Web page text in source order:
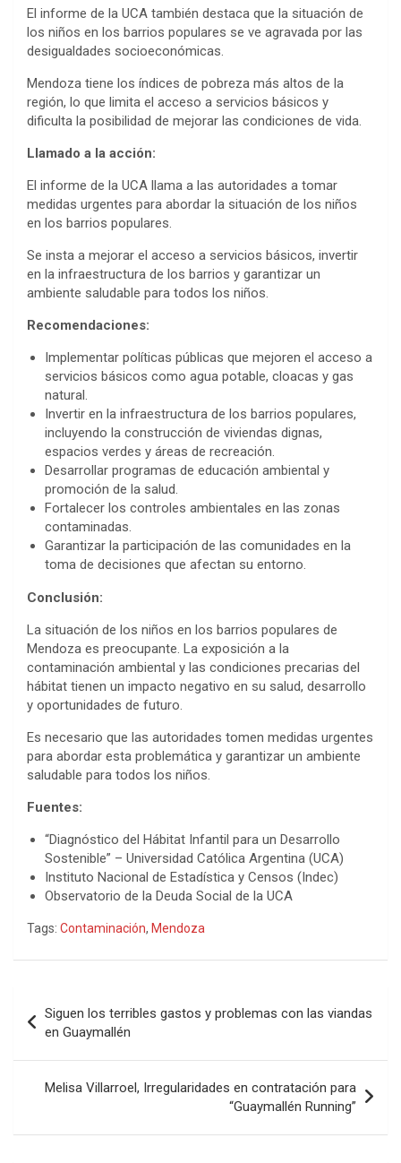
El informe de la UCA también destaca que la situación de
los niños en los barrios populares se ve agravada por las
desigualdades socioeconómicas.
Mendoza tiene los índices de pobreza más altos de la
región, lo que limita el acceso a servicios básicos y
dificulta la posibilidad de mejorar las condiciones de vida.
Llamado a la acción:
El informe de la UCA llama a las autoridades a tomar
medidas urgentes para abordar la situación de los niños
en los barrios populares.
Se insta a mejorar el acceso a servicios básicos, invertir
en la infraestructura de los barrios y garantizar un
ambiente saludable para todos los niños.
Recomendaciones:
Implementar políticas públicas que mejoren el acceso a
servicios básicos como agua potable, cloacas y gas
natural.
Invertir en la infraestructura de los barrios populares,
incluyendo la construcción de viviendas dignas,
espacios verdes y áreas de recreación.
Desarrollar programas de educación ambiental y
promoción de la salud.
Fortalecer los controles ambientales en las zonas
contaminadas.
Garantizar la participación de las comunidades en la
toma de decisiones que afectan su entorno.
Conclusión:
La situación de los niños en los barrios populares de
Mendoza es preocupante. La exposición a la
contaminación ambiental y las condiciones precarias del
hábitat tienen un impacto negativo en su salud, desarrollo
y oportunidades de futuro.
Es necesario que las autoridades tomen medidas urgentes
para abordar esta problemática y garantizar un ambiente
saludable para todos los niños.
Fuentes:
“Diagnóstico del Hábitat Infantil para un Desarrollo
Sostenible” – Universidad Católica Argentina (UCA)
Instituto Nacional de Estadística y Censos (Indec)
Observatorio de la Deuda Social de la UCA
Tags: Contaminación, Mendoza
de
entradas
Siguen los terribles gastos y problemas con las viandas
en Guaymallén
Melisa Villarroel, Irregularidades en contratación para
“Guaymallén Running”